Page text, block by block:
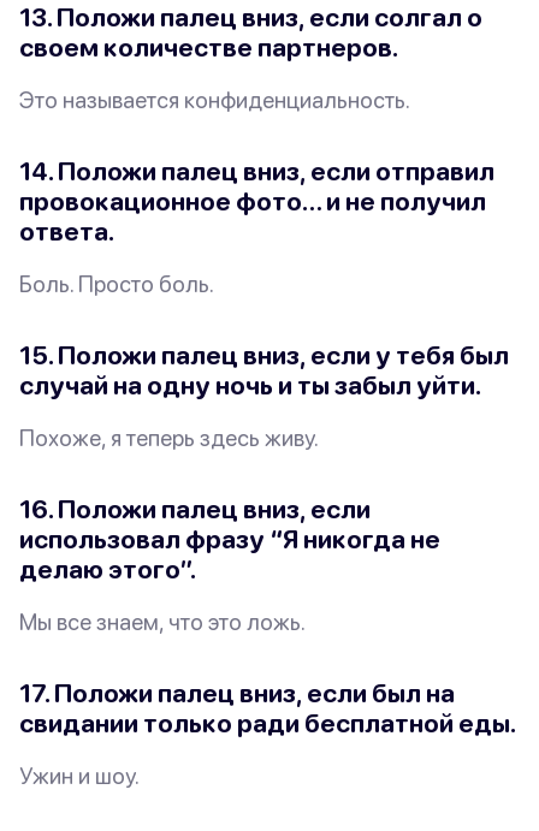
13. Положи палец вниз, если солгал о
своем количестве партнеров.
Это называется конфиденциальность.
14. Положи палец вниз, если отправил
провокационное фото… и не получил
ответа.
Боль. Просто боль.
15. Положи палец вниз, если у тебя был
случай на одну ночь и ты забыл уйти.
Похоже, я теперь здесь живу.
16. Положи палец вниз, если
использовал фразу “Я никогда не
делаю этого”.
Мы все знаем, что это ложь.
17. Положи палец вниз, если был на
свидании только ради бесплатной еды.
Ужин и шоу.